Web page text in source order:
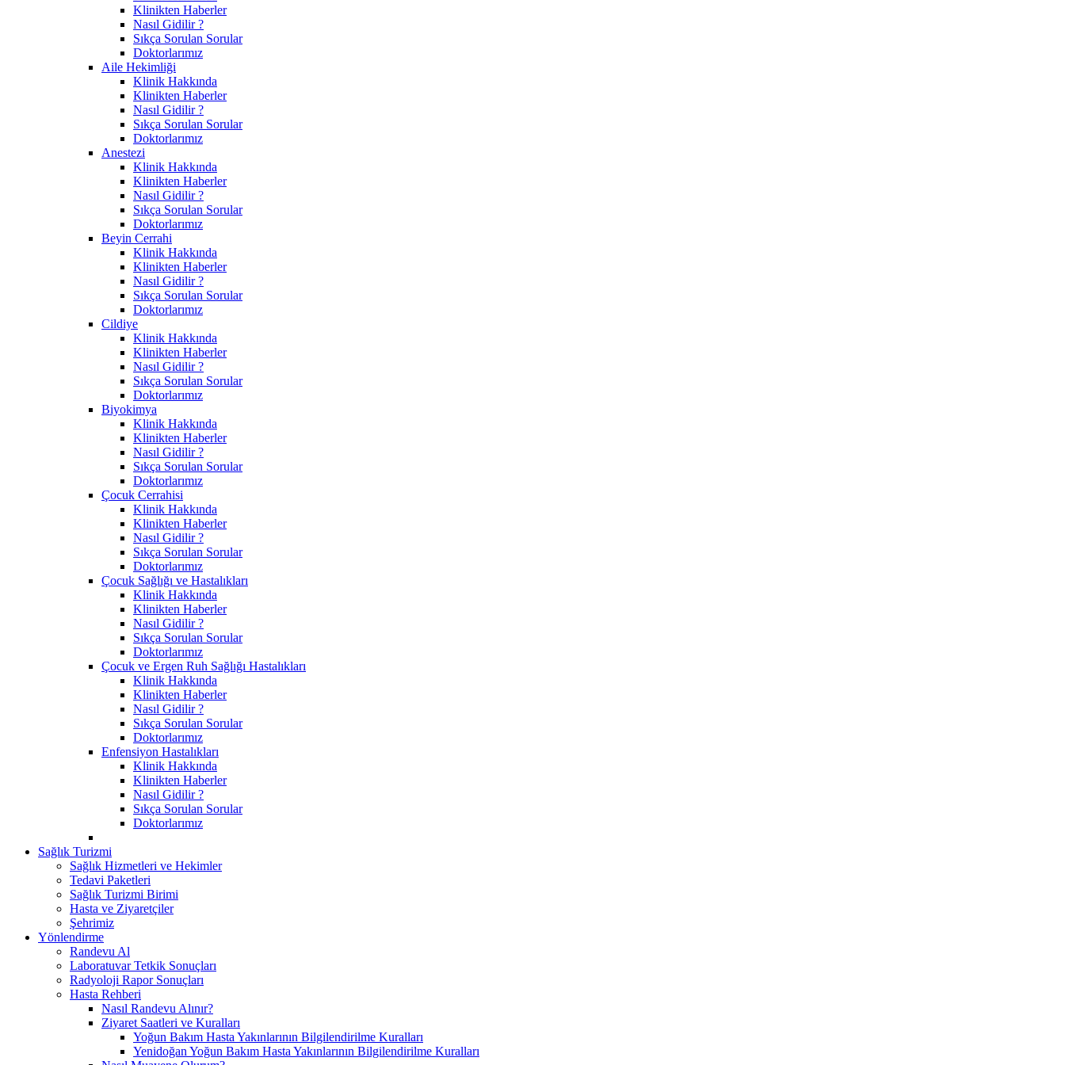
Klinikten Haberler
Nasıl Gidilir ?
Sıkça Sorulan Sorular
Doktorlarımız
Aile Hekimliği
Klinik Hakkında
Klinikten Haberler
Nasıl Gidilir ?
Sıkça Sorulan Sorular
Doktorlarımız
Anestezi
Klinik Hakkında
Klinikten Haberler
Nasıl Gidilir ?
Sıkça Sorulan Sorular
Doktorlarımız
Beyin Cerrahi
Klinik Hakkında
Klinikten Haberler
Nasıl Gidilir ?
Sıkça Sorulan Sorular
Doktorlarımız
Cildiye
Klinik Hakkında
Klinikten Haberler
Nasıl Gidilir ?
Sıkça Sorulan Sorular
Doktorlarımız
Biyokimya
Klinik Hakkında
Klinikten Haberler
Nasıl Gidilir ?
Sıkça Sorulan Sorular
Doktorlarımız
Çocuk Cerrahisi
Klinik Hakkında
Klinikten Haberler
Nasıl Gidilir ?
Sıkça Sorulan Sorular
Doktorlarımız
Çocuk Sağlığı ve Hastalıkları
Klinik Hakkında
Klinikten Haberler
Nasıl Gidilir ?
Sıkça Sorulan Sorular
Doktorlarımız
Çocuk ve Ergen Ruh Sağlığı Hastalıkları
Klinik Hakkında
Klinikten Haberler
Nasıl Gidilir ?
Sıkça Sorulan Sorular
Doktorlarımız
Enfensiyon Hastalıkları
Klinik Hakkında
Klinikten Haberler
Nasıl Gidilir ?
Sıkça Sorulan Sorular
Doktorlarımız
Sağlık Turizmi
Sağlık Hizmetleri ve Hekimler
Tedavi Paketleri
Sağlık Turizmi Birimi
Hasta ve Ziyaretçiler
Şehrimiz
Yönlendirme
Randevu Al
Laboratuvar Tetkik Sonuçları
Radyoloji Rapor Sonuçları
Hasta Rehberi
Nasıl Randevu Alınır?
Ziyaret Saatleri ve Kuralları
Yoğun Bakım Hasta Yakınlarının Bilgilendirilme Kuralları
Yenidoğan Yoğun Bakım Hasta Yakınlarının Bilgilendirilme Kuralları